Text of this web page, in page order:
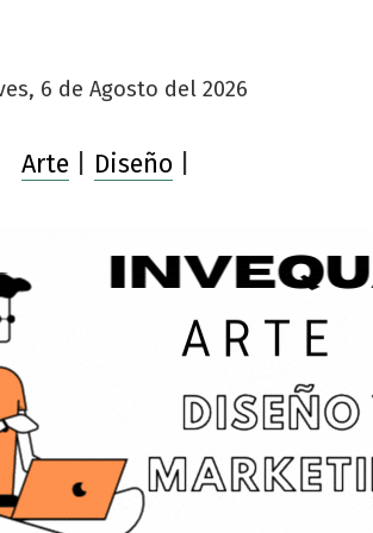
6 de Agosto del 2026
Arte Diseño